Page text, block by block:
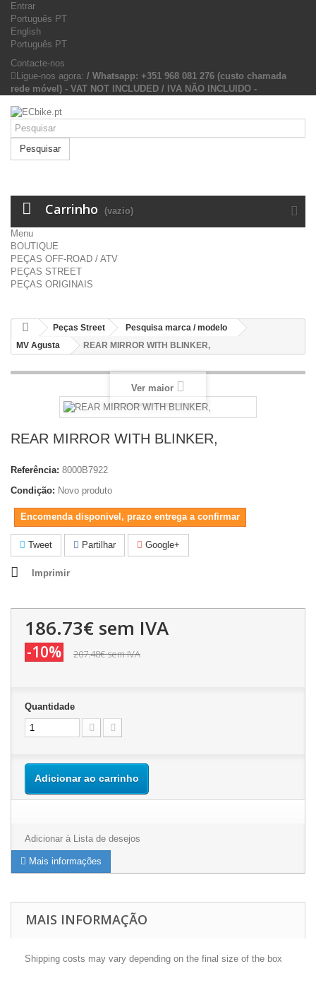
Entrar
Português PT
English
Português PT
Contacte-nos
Ligue-nos agora: / Whatsapp: +351 968 081 276 (custo chamada
rede móvel) - VAT NOT INCLUDED / IVA NÃO INCLUIDO -
Pesquisar
Carrinho (vazio)
Menu
BOUTIQUE
PEÇAS OFF-ROAD / ATV
PEÇAS STREET
PEÇAS ORIGINAIS
Peças Street
Pesquisa marca / modelo
MV Agusta
REAR MIRROR WITH BLINKER,
Ver maior
REAR MIRROR WITH BLINKER,
Referência: 8000B7922
Condição: Novo produto
Encomenda disponivel, prazo entrega a confirmar
Tweet Partilhar Google+
Imprimir
186.73€ sem IVA
-10% 207.48€sem IVA
Quantidade
Adicionar ao carrinho
Adicionar à Lista de desejos
Mais informações
MAIS INFORMAÇÃO
Shipping costs may vary depending on the final size of the box